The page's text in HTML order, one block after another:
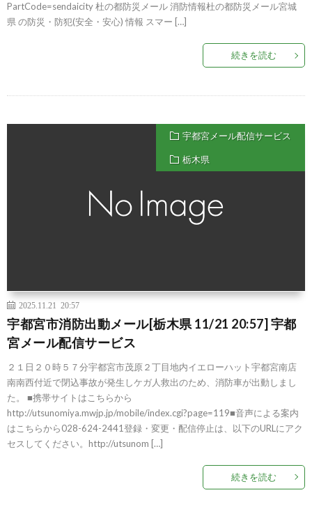
PartCode=sendaicity 杜の都防災メール 消防情報杜の都防災メール宮城
県 の防災・防犯(安全・安心) 情報 スマー […]
続きを読む
宇都宮メール配信サービス
栃木県
2025.11.21 20:57
宇都宮市消防出動メール[栃木県 11/21 20:57] 宇都
宮メール配信サービス
２１日２０時５７分宇都宮市茂原２丁目地内イエローハット宇都宮南店
南南西付近で閉込事故が発生しケガ人救出のため、消防車が出動しまし
た。 ■携帯サイトはこちらから
http://utsunomiya.mwjp.jp/mobile/index.cgi?page=119■音声による案内
はこちらから028-624-2441登録・変更・配信停止は、以下のURLにアク
セスしてください。http://utsunom […]
続きを読む